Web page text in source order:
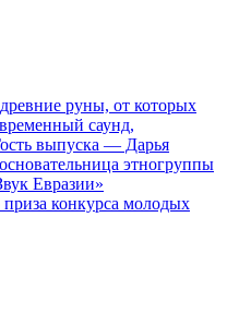
руны, от которых
саунд,
выпуска — Дарья
этногруппы
Евразии»
конкурса молодых